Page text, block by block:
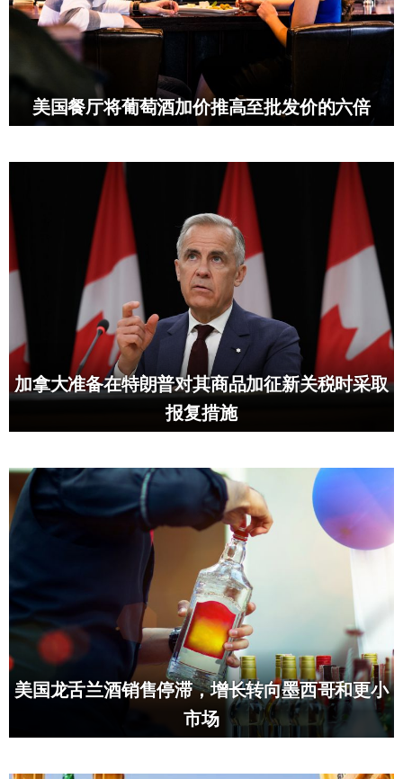
美国餐厅将葡萄酒加价推高至批发价的六倍
加拿大准备在特朗普对其商品加征新关税时采取
报复措施
美国龙舌兰酒销售停滞，增长转向墨西哥和更小
市场